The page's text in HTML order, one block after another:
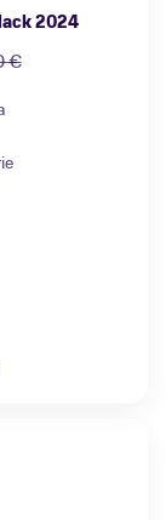
2024
€